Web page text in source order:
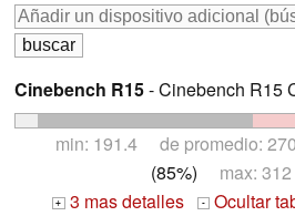
Cinebench R15- Cinebench R15
min: 191.4 de promedio:
(85%) max: 312
+ 3 mas detalles - Ocultar